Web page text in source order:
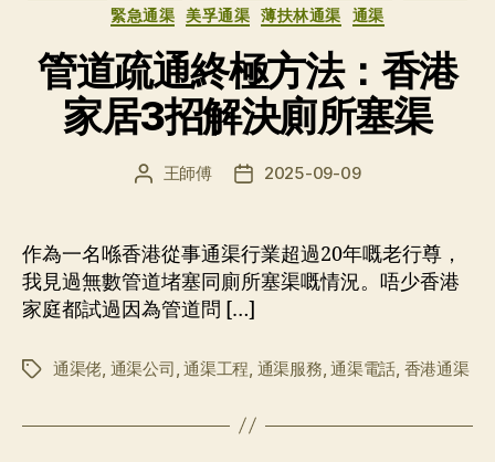
緊急通渠 美孚通渠 薄扶林通渠 通渠
管道疏通終極方法：香港
家居3招解決廁所塞渠
文
者
王師傅
发
期
2025-09-09
作為一名喺香港從事通渠行業超過20年嘅老行尊，
我見過無數管道堵塞同廁所塞渠嘅情況。唔少香港
家庭都試過因為管道問 […]
标
通渠佬 通渠公司 ,通渠工程 通渠服務 ,通渠電話 香港通渠